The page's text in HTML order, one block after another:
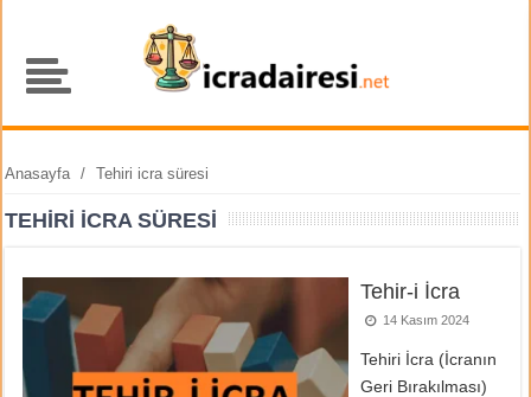
Anasayfa / Tehiri icra süresi
TEHIRI ICRA SÜRESI
Tehir-i İcra
14 Kasım 2024
Tehiri İcra (İcranın
Geri Bırakılması)